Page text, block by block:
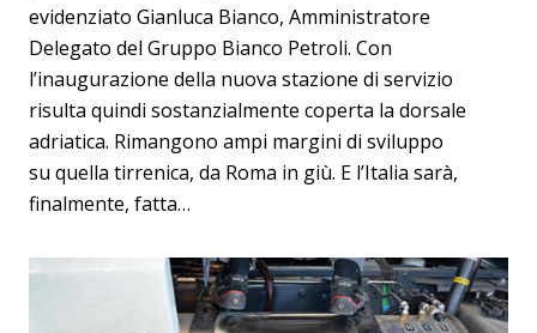
evidenziato Gianluca Bianco, Amministratore
Delegato del Gruppo Bianco Petroli. Con
l’inaugurazione della nuova stazione di servizio
risulta quindi sostanzialmente coperta la dorsale
adriatica. Rimangono ampi margini di sviluppo
su quella tirrenica, da Roma in giù. E l’Italia sarà,
finalmente, fatta…